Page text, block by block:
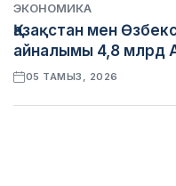
ЭКОНОМИКА
Қазақстан мен
айналымы 4,8 млрд
05 ТАМЫЗ, 2026